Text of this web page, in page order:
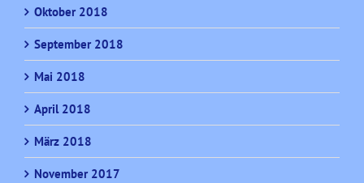
Oktober 2018
September 2018
Mai 2018
April 2018
März 2018
November 2017